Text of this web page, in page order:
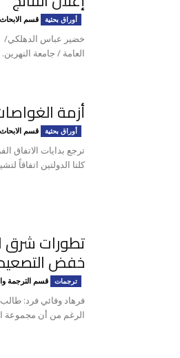
أوراق بحثية قسم الابحاث
خضير عباس الدهلكي/
العامة / جامعة
أزمة
أوراق بحثية قسم الابحاث
كلتا الدولتين اتفاقاً
تطورات شرق
خفض
ترجمات قسم الترجمة
فرهاد وفائي فرد: طالب
الرغم من أن مجموعة